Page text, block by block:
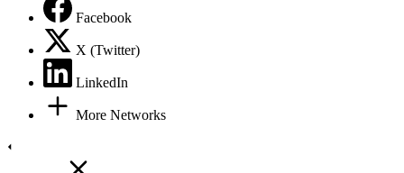
Facebook
X (Twitter)
LinkedIn
More Networks